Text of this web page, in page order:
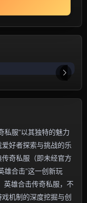
私服"以其独特的魅力
好者探索与挑战的乐
奇私服（即未经官方
雄合击”这一创新玩
英雄合击传奇私服，不
机制的深度挖掘与创